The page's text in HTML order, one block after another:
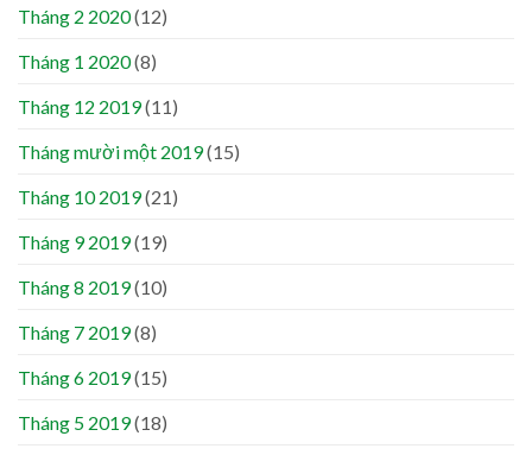
Tháng 2 2020(12)
Tháng 1 2020(8)
Tháng 12 2019(11)
Tháng mười một 2019(15)
Tháng 10 2019(21)
Tháng 9 2019(19)
Tháng 8 2019(10)
Tháng 7 2019(8)
Tháng 6 2019(15)
Tháng 5 2019(18)